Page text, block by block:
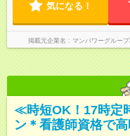
気になる！
掲載元企業名 マンパワーグルー
≪時短OK！17時定
ン＊看護師資格で高